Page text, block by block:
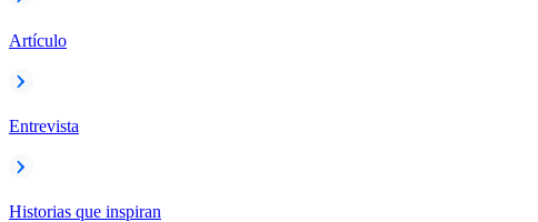
Artículo
Entrevista
Historias que inspiran